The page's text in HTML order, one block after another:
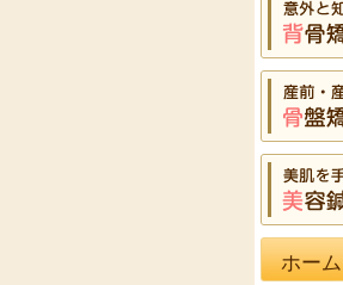
ホーム